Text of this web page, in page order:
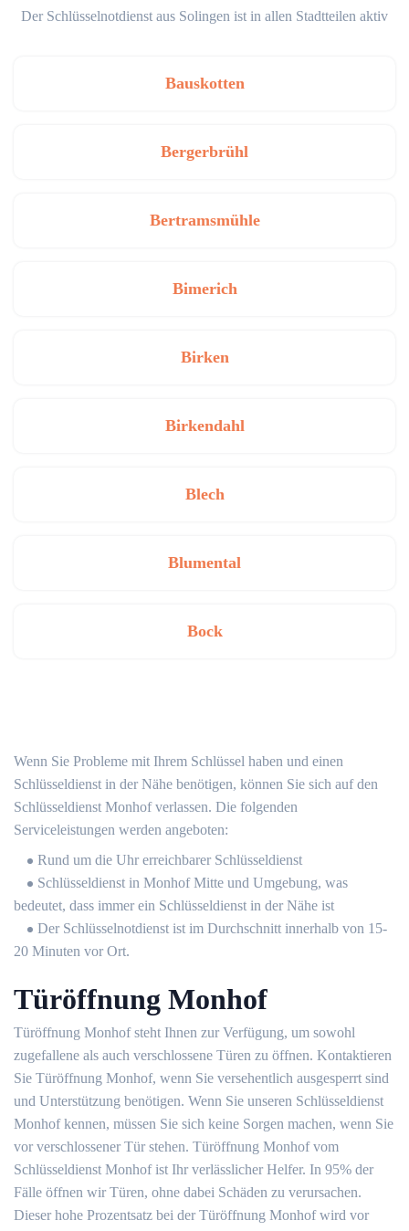
Der Schlüsselnotdienst aus Solingen ist in allen Stadtteilen aktiv
Bauskotten
Bergerbrühl
Bertramsmühle
Bimerich
Birken
Birkendahl
Blech
Blumental
Bock
Wenn Sie Probleme mit Ihrem Schlüssel haben und einen
Schlüsseldienst in der Nähe benötigen, können Sie sich auf den
Schlüsseldienst Monhof verlassen. Die folgenden
Serviceleistungen werden angeboten:
Rund um die Uhr erreichbarer Schlüsseldienst
Schlüsseldienst in Monhof Mitte und Umgebung, was
bedeutet, dass immer ein Schlüsseldienst in der Nähe ist
Der Schlüsselnotdienst ist im Durchschnitt innerhalb von 15-
20 Minuten vor Ort.
Türöffnung Monhof
Türöffnung Monhof steht Ihnen zur Verfügung, um sowohl
zugefallene als auch verschlossene Türen zu öffnen. Kontaktieren
Sie Türöffnung Monhof, wenn Sie versehentlich ausgesperrt sind
und Unterstützung benötigen. Wenn Sie unseren Schlüsseldienst
Monhof kennen, müssen Sie sich keine Sorgen machen, wenn Sie
vor verschlossener Tür stehen. Türöffnung Monhof vom
Schlüsseldienst Monhof ist Ihr verlässlicher Helfer. In 95% der
Fälle öffnen wir Türen, ohne dabei Schäden zu verursachen.
Dieser hohe Prozentsatz bei der Türöffnung Monhof wird vor